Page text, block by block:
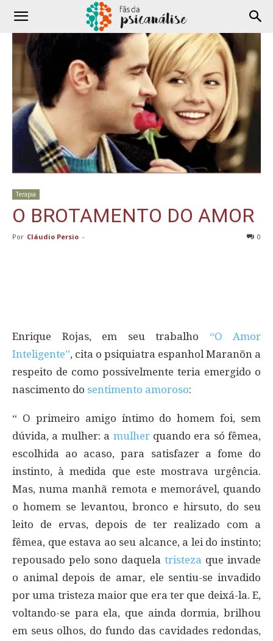
Terapia
O BROTAMENTO DO AMOR
Por Cláudio Persio - 0
Enrique Rojas, em seu trabalho “O Amor
Inteligente”, cita o psiquiatra espanhol Maranõn a
respeito de como possivelmente teria emergido o
nascimento do sentimento amoroso:
“ O primeiro amigo íntimo do homem foi, sem
dúvida, a mulher: a mulherquando era só fêmea,
escolhida ao acaso, para satisfazer a fome do
instinto, à medida que este mostrava urgência.
Mas, numa manhã remota e memorável, quando
o homem se levantou, bronco e hirsuto, do seu
leito de ervas, depois de ter realizado com a
fêmea, que estava ao seu alcance, a lei do instinto;
repousado pelo sono daquela tristeza que invade
o animal depois de amar, ele sentiu-se invadido
por uma tristeza maior que era ter que deixá-la. E,
voltando-se para ela, que ainda dormia, brilhou
em seus olhos, do fundo das cavidades redondas,